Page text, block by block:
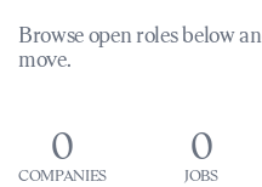
Browse open roles below
move.
0
COMPANIES
0
JOBS